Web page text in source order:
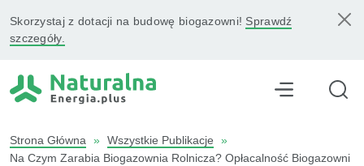
Skorzystaj z dotacji na budowę biogazowni! Sprawdź
szczegóły.
Strona Główna » Wszystkie Publikacje
»
Na Czym Zarabia Biogazownia Rolnicza? Opłacalność Biogazowni